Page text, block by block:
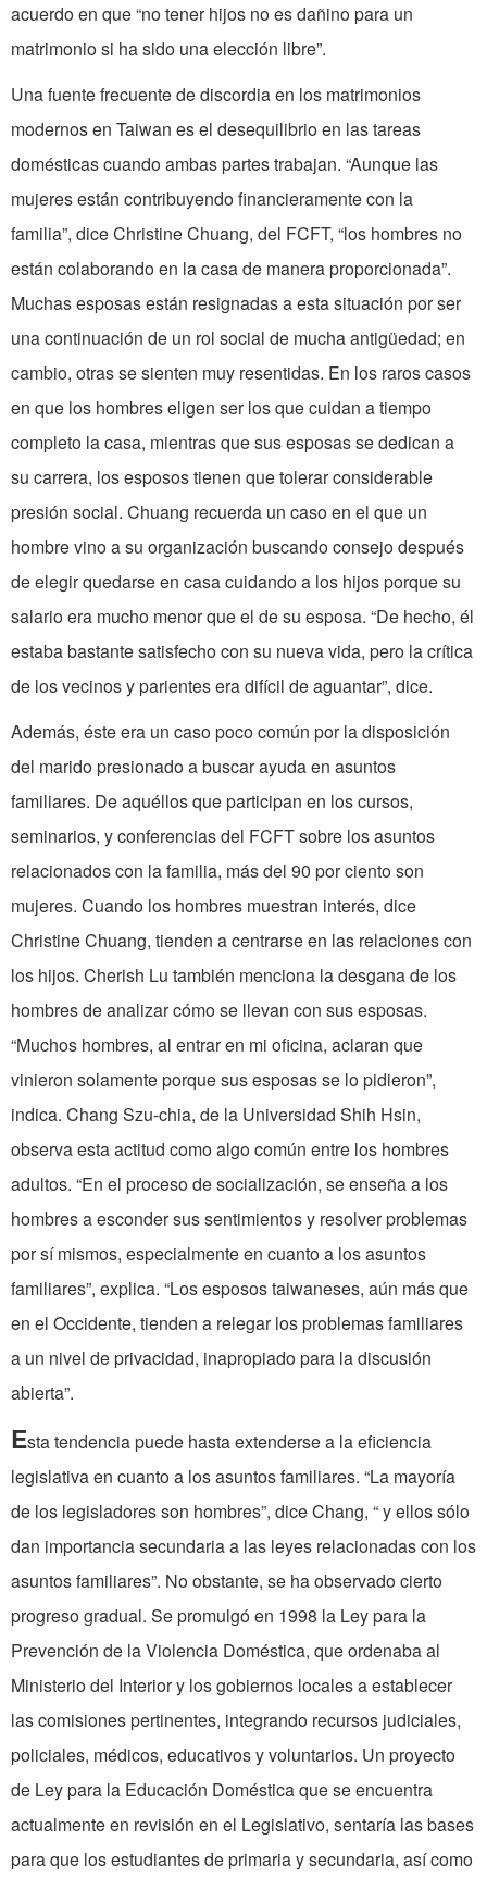
acuerdo en que “no tener hijos no es dañino para un
matrimonio si ha sido una elección libre”.
Una fuente frecuente de discordia en los matrimonios
modernos en Taiwan es el desequilibrio en las tareas
domésticas cuando ambas partes trabajan. “Aunque las
mujeres están contribuyendo financieramente con la
familia”, dice Christine Chuang, del FCFT, “los hombres no
están colaborando en la casa de manera proporcionada”.
Muchas esposas están resignadas a esta situación por ser
una continuación de un rol social de mucha antigüedad; en
cambio, otras se sienten muy resentidas. En los raros casos
en que los hombres eligen ser los que cuidan a tiempo
completo la casa, mientras que sus esposas se dedican a
su carrera, los esposos tienen que tolerar considerable
presión social. Chuang recuerda un caso en el que un
hombre vino a su organización buscando consejo después
de elegir quedarse en casa cuidando a los hijos porque su
salario era mucho menor que el de su esposa. “De hecho, él
estaba bastante satisfecho con su nueva vida, pero la crítica
de los vecinos y parientes era difícil de aguantar”, dice.
Además, éste era un caso poco común por la disposición
del marido presionado a buscar ayuda en asuntos
familiares. De aquéllos que participan en los cursos,
seminarios, y conferencias del FCFT sobre los asuntos
relacionados con la familia, más del 90 por ciento son
mujeres. Cuando los hombres muestran interés, dice
Christine Chuang, tienden a centrarse en las relaciones con
los hijos. Cherish Lu también menciona la desgana de los
hombres de analizar cómo se llevan con sus esposas.
“Muchos hombres, al entrar en mi oficina, aclaran que
vinieron solamente porque sus esposas se lo pidieron”,
indica. Chang Szu-chia, de la Universidad Shih Hsin,
observa esta actitud como algo común entre los hombres
adultos. “En el proceso de socialización, se enseña a los
hombres a esconder sus sentimientos y resolver problemas
por sí mismos, especialmente en cuanto a los asuntos
familiares”, explica. “Los esposos taiwaneses, aún más que
en el Occidente, tienden a relegar los problemas familiares
a un nivel de privacidad, inapropiado para la discusión
abierta”.
Esta tendencia puede hasta extenderse a la eficiencia
legislativa en cuanto a los asuntos familiares. “La mayoría
de los legisladores son hombres”, dice Chang, “ y ellos sólo
dan importancia secundaria a las leyes relacionadas con los
asuntos familiares”. No obstante, se ha observado cierto
progreso gradual. Se promulgó en 1998 la Ley para la
Prevención de la Violencia Doméstica, que ordenaba al
Ministerio del Interior y los gobiernos locales a establecer
las comisiones pertinentes, integrando recursos judiciales,
policiales, médicos, educativos y voluntarios. Un proyecto
de Ley para la Educación Doméstica que se encuentra
actualmente en revisión en el Legislativo, sentaría las bases
para que los estudiantes de primaria y secundaria, así como